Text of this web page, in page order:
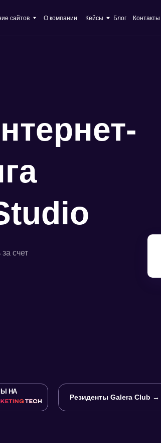
О компании Кейсы Блог Контакты
счет
Резиденты Galera Club →
НА